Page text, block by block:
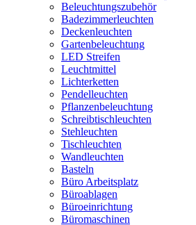
Beleuchtungszubehör
Badezimmerleuchten
Deckenleuchten
Gartenbeleuchtung
LED Streifen
Leuchtmittel
Lichterketten
Pendelleuchten
Pflanzenbeleuchtung
Schreibtischleuchten
Stehleuchten
Tischleuchten
Wandleuchten
Basteln
Büro Arbeitsplatz
Büroablagen
Büroeinrichtung
Büromaschinen